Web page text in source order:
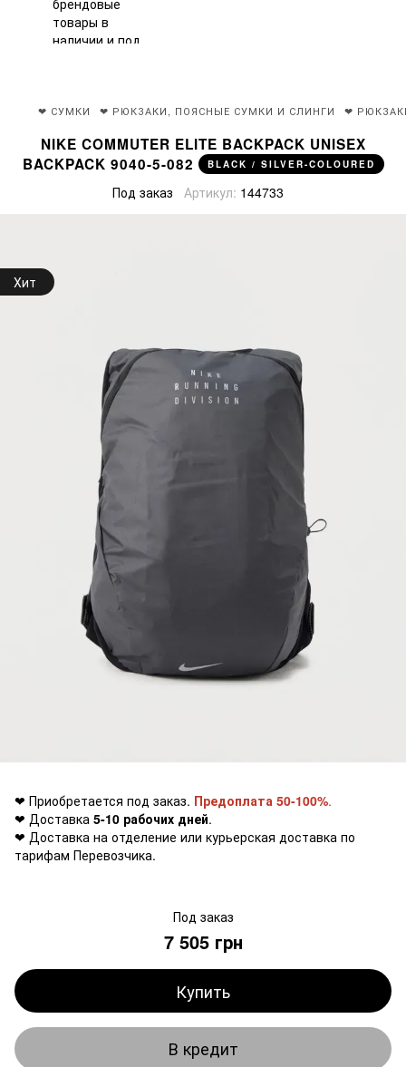
❤ СУМКИ ❤ РЮКЗАКИ, ПОЯСНЫЕ СУМКИ И СЛИНГИ ❤
NIKE COMMUTER ELITE BACKPACK UNISEX
BACKPACK 9040-5-082
BLACK / SILVER-COLOURED
Под заказ Артикул: 144733
Хит
❤ Приобретается под заказ. Предоплата 50-100%.
❤ Доставка 5-10 рабочих дней.
❤ Доставка на отделение или курьерская доставка по
тарифам Перевозчика.
Под заказ
7 505 грн
Купить
В кредит